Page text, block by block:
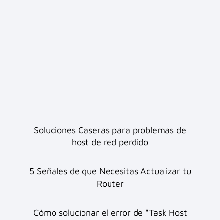
Soluciones Caseras para problemas de
host de red perdido
5 Señales de que Necesitas Actualizar tu
Router
Cómo solucionar el error de "Task Host